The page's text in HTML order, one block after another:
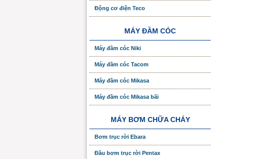
Động cơ điện Teco
MÁY ĐẦM CÓC
Máy đầm cóc Niki
Máy đầm cóc Tacom
Máy đầm cóc Mikasa
Máy đầm cóc Mikasa bãi
MÁY BƠM CHỮA CHÁY
Bơm trục rời Ebara
Đầu bơm trục rời Pentax